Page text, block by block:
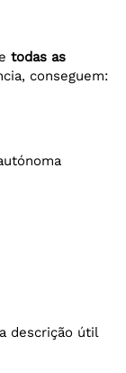
todas as
conseguem:
descrição útil